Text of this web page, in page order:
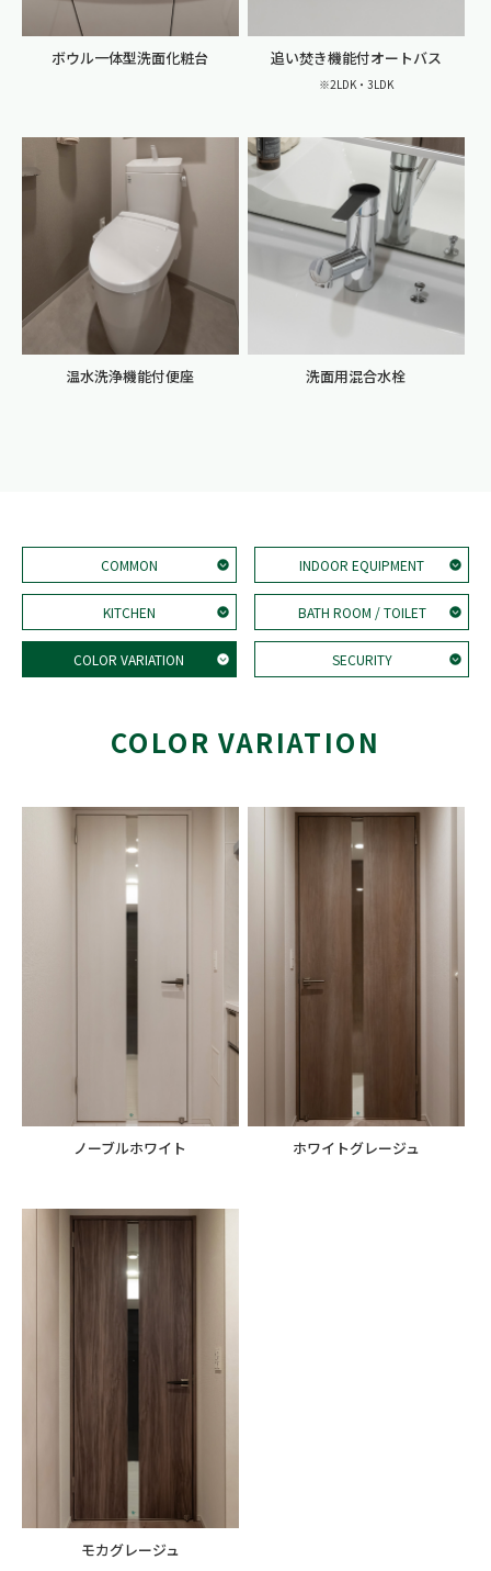
ボウル一体型洗面化粧台 追い焚き機能付オートバス
※2LDK・3LDK
温水洗浄機能付便座 洗面用混合水栓
COMMON INDOOR EQUIPMENT
KITCHEN BATH ROOM / TOILET
COLOR VARIATION SECURITY
COLOR VARIATION
ノーブルホワイト ホワイトグレージュ
モカグレージュ